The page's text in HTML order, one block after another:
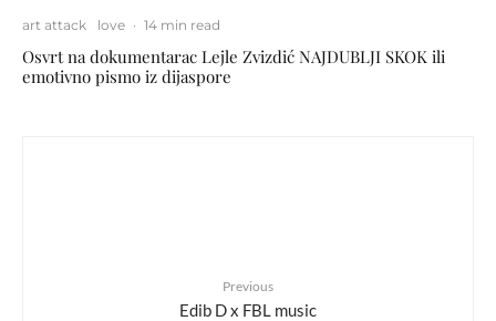
art attack love · 14 min read
Osvrt na dokumentarac Lejle Zvizdić NAJDUBLJI SKOK ili
emotivno pismo iz dijaspore
Previous
Edib D x FBL music